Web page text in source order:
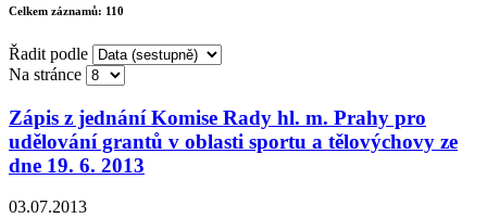
Celkem záznamů: 110
Řadit podle
Na stránce
Zápis z jednání Komise Rady hl. m. Prahy pro
udělování grantů v oblasti sportu a tělovýchovy ze
dne 19. 6. 2013
03.07.2013